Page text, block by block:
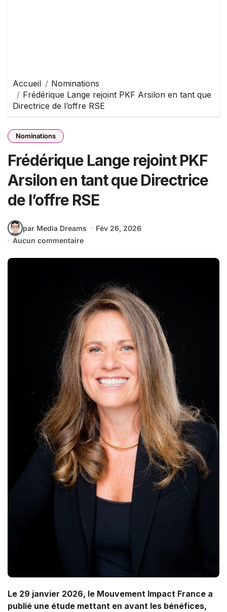
Accueil
Nominations
Frédérique Lange rejoint PKF Arsilon en tant que
Directrice de l’offre RSE
Nominations
Frédérique Lange rejoint PKF
Arsilon en tant que Directrice
de l’offre RSE
par Media Dreams
Fév 26, 2026
Aucun commentaire
Le 29 janvier 2026, le Mouvement Impact France a
publié une étude mettant en avant les bénéfices,